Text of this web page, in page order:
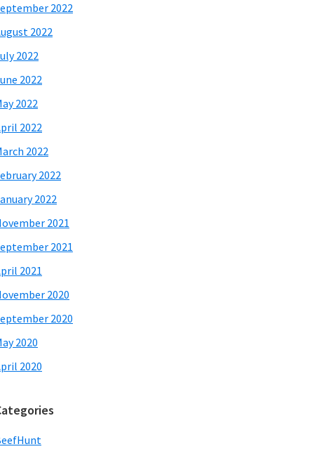
2022
2022
2022
2022
2022
2022
2022
2022
2022
2021
2021
2021
2020
2020
2020
2020